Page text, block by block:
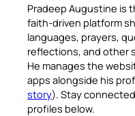
Pradeep Augustine is
faith-driven platform
languages, prayers,
reflections, and other
He manages the
apps alongside his
story). Stay
profiles below.